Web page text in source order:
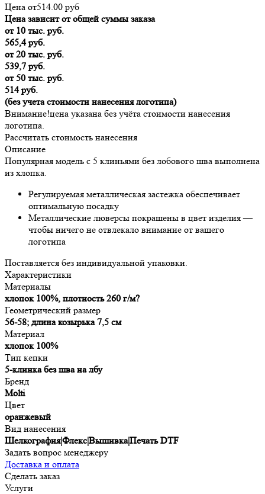
Цена от514.00 руб
Цена зависит от общей суммы заказа
от 10 тыс. руб.
565,4 руб.
от 20 тыс. руб.
539,7 руб.
от 50 тыс. руб.
514 руб.
(без учета стоимости нанесения логотипа)
Внимание!цена указана без учёта стоимости нанесения
логотипа.
Рассчитать стоимость нанесения
Описание
Популярная модель с 5 клиньями без лобового шва выполнена
из хлопка.
Регулируемая металлическая застежка обеспечивает
оптимальную посадку
Металлические люверсы покрашены в цвет изделия —
чтобы ничего не отвлекало внимание от вашего
логотипа
Поставляется без индивидуальной упаковки.
Характеристики
Материалы
хлопок 100%, плотность 260 г/м?
Геометрический размер
56-58; длина козырька 7,5 см
Материал
хлопок 100%
Тип кепки
5-клинка без шва на лбу
Бренд
Molti
Цвет
оранжевый
Вид нанесения
Шелкография|Флекс|Вышивка|Печать DTF
Задать вопрос менеджеру
Доставка и оплата
Сделать заказ
Услуги